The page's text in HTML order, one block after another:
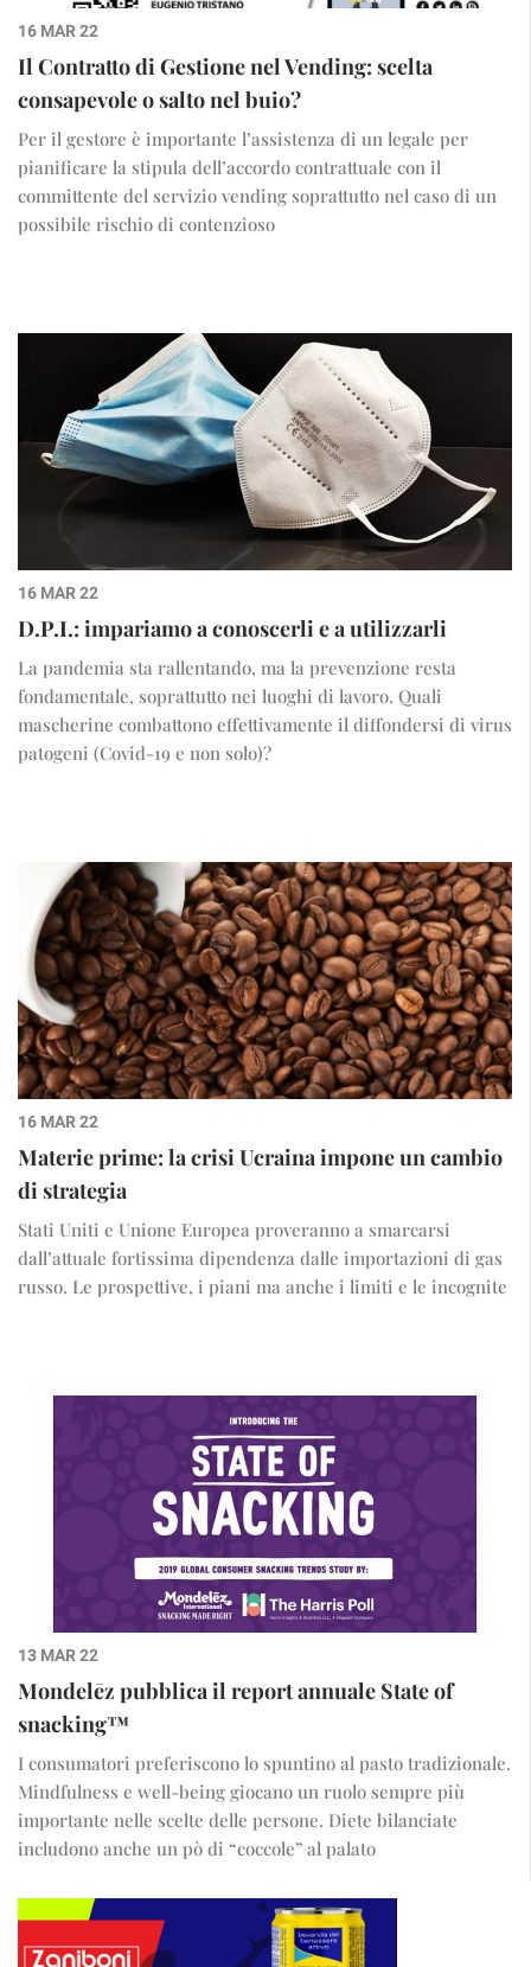
16 MAR 22
Il Contratto di Gestione nel Vending: scelta
consapevole o salto nel buio?
Per il gestore è importante l’assistenza di un legale per
pianificare la stipula dell’accordo contrattuale con il
committente del servizio vending soprattutto nel caso di un
possibile rischio di contenzioso
16 MAR 22
D.P.I.: impariamo a conoscerli e a utilizzarli
La pandemia sta rallentando, ma la prevenzione resta
fondamentale, soprattutto nei luoghi di lavoro. Quali
mascherine combattono effettivamente il diffondersi di virus
patogeni (Covid-19 e non solo)?
16 MAR 22
Materie prime: la crisi Ucraina impone un cambio
di strategia
Stati Uniti e Unione Europea proveranno a smarcarsi
dall’attuale fortissima dipendenza dalle importazioni di gas
russo. Le prospettive, i piani ma anche i limiti e le incognite
13 MAR 22
Mondelēz pubblica il report annuale State of
snacking™
I consumatori preferiscono lo spuntino al pasto tradizionale.
Mindfulness e well-being giocano un ruolo sempre più
importante nelle scelte delle persone. Diete bilanciate
includono anche un pò di “coccole” al palato